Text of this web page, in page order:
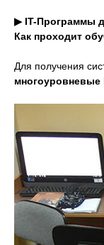
▶ IT-Программы
Как проходит
Для получения
многоуровневые